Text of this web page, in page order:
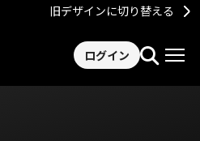
旧デザインに切り替える
ログイン